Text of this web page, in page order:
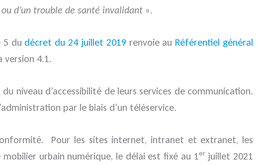
d’un trouble de santé invalidant ».
5 du décret du 24 juillet 2019 renvoie au Référentiel général
version 4.1.
niveau d’accessibilité de leurs services de communication.
par le biais d’un téléservice.
Pour les sites internet, intranet et extranet, les
urbain numérique, le délai est fixé au 1erjuillet 2021